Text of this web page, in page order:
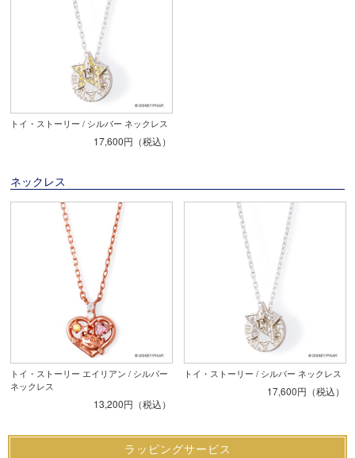
トイ・ストーリー / シルバー ネックレス
17,600円（税込）
ネックレス
トイ・ストーリー エイリアン / シルバー
ネックレス
13,200円（税込）
トイ・ストーリー / シルバー ネックレス
17,600円（税込）
ラッピングサービス